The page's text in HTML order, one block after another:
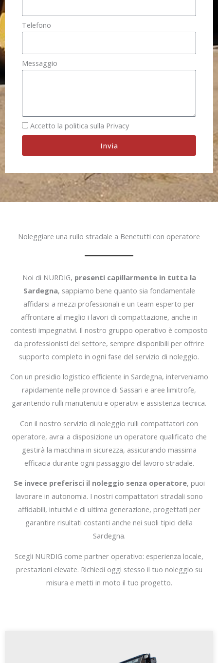
Telefono
Messaggio
Accetto la politica sulla Privacy
Invia
Noleggiare una rullo stradale a Benetutti con operatore
Noi di NURDIG, presenti capillarmente in tutta la
Sardegna, sappiamo bene quanto sia fondamentale
affidarsi a mezzi professionali e un team esperto per
affrontare al meglio i lavori di compattazione, anche in
contesti impegnativi. Il nostro gruppo operativo è composto
da professionisti del settore, sempre disponibili per offrire
supporto completo in ogni fase del servizio di noleggio.
Con un presidio logistico efficiente in Sardegna, interveniamo
rapidamente nelle province di Sassari e aree limitrofe,
garantendo rulli manutenuti e operativi e assistenza tecnica.
Con il nostro servizio di noleggio rulli compattatori con
operatore, avrai a disposizione un operatore qualificato che
gestirà la macchina in sicurezza, assicurando massima
efficacia durante ogni passaggio del lavoro stradale.
Se invece preferisci il noleggio senza operatore, puoi
lavorare in autonomia. I nostri compattatori stradali sono
affidabili, intuitivi e di ultima generazione, progettati per
garantire risultati costanti anche nei suoli tipici della
Sardegna.
Scegli NURDIG come partner operativo: esperienza locale,
prestazioni elevate. Richiedi oggi stesso il tuo noleggio su
misura e metti in moto il tuo progetto.